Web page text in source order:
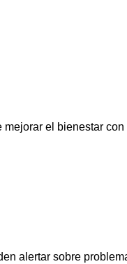
mejorar el bienestar con
alertar sobre